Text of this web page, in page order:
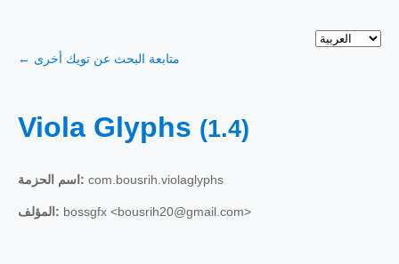
← متابعة البحث عن تويك أخرى
Viola Glyphs (1.4)
اسم الحزمة: com.bousrih.violaglyphs
المؤلف: bossgfx <bousrih20@gmail.com>